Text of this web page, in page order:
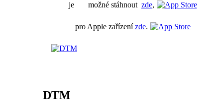
je možné stáhnout zde,
pro Apple zařízenízde.
DTM